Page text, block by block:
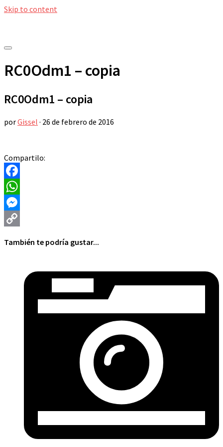
Skip to content
RC0Odm1 – copia
RC0Odm1 – copia
porGissel · 26 de febrero de 2016
Compartilo:
Facebook
WhatsApp
Messenger
También te podría gustar...